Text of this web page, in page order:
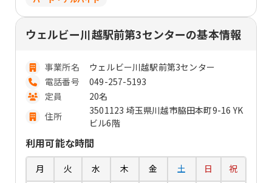
ウェルビー川越駅前第3センターの基本情報
事業所名
ウェルビー川越駅前第3センター
電話番号
049-257-5193
定員
20名
住所
3501123 埼玉県川越市脇田本町9-16 YK
ビル6階
利用可能な時間
月 火 水 木 金 土 日
祝